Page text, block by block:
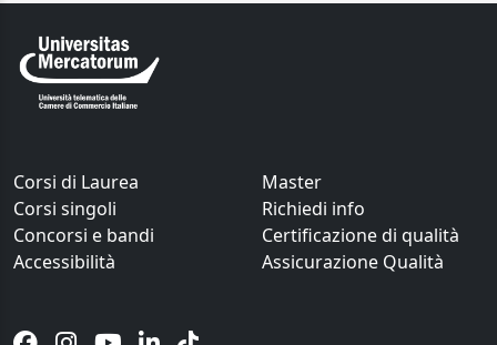
Corsi di Laurea
Master
Corsi singoli
Richiedi info
Concorsi e bandi
Certificazione di qualità
Accessibilità
Assicurazione Qualità